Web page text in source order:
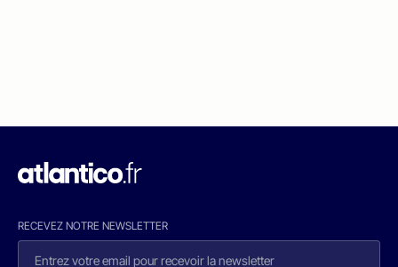
RECEVEZ NOTRE NEWSLETTER